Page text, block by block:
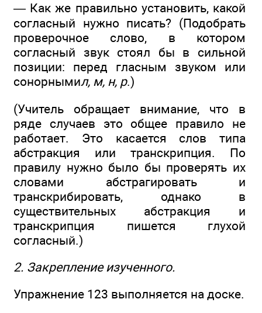
— Как же правильно установить, какой
согласный нужно писать? (Подобрать
проверочное слово, в котором
согласный звук стоял бы в сильной
позиции: перед гласным звуком или
сонорнымил, м, н, р.)
(Учитель обращает внимание, что в
ряде случаев это общее правило не
работает. Это касается слов типа
абстракция или транскрипция. По
правилу нужно было бы проверять их
словами абстрагировать и
транскрибировать, однако в
существительных абстракция и
транскрипция пишется глухой
согласный.)
2. Закрепление изученного.
Упражнение 123 выполняется на доске.